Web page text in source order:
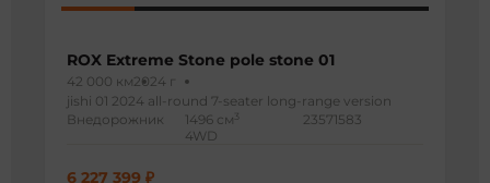
ROX Extreme Stone pole stone 01
42 000 км2024 г
jishi 01 2024 all-round 7-seater long-range version
Внедорожник
1496 см 3
4WD
23571583
6 227 399 ₽